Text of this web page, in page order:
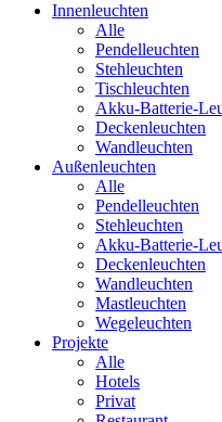
Innenleuchten
Alle
Pendelleuchten
Stehleuchten
Tischleuchten
Akku-Batterie-
Deckenleuchten
Wandleuchten
Außenleuchten
Alle
Pendelleuchten
Stehleuchten
Akku-Batterie-
Deckenleuchten
Wandleuchten
Mastleuchten
Wegeleuchten
Projekte
Alle
Hotels
Privat